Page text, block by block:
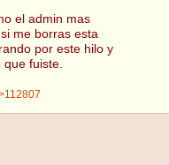
el admin mas
me borras esta
por este hilo y
fuiste.